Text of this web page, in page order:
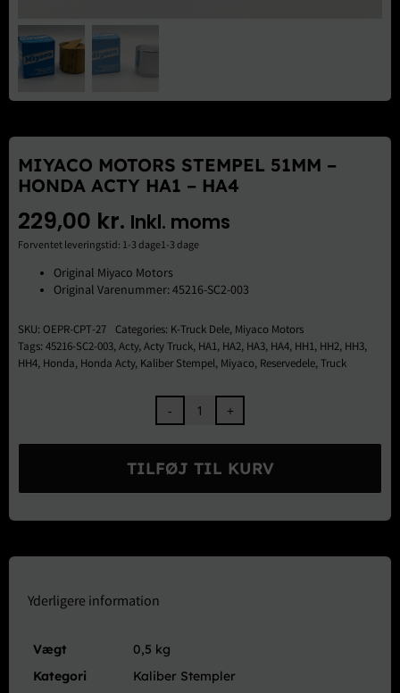
Kontakt Os
MIYACO MOTORS STEMPEL 51MM –
HONDA ACTY HA1 – HA4
229,00 kr. Inkl. moms
Forventet leveringstid: 1-3 dage1-3 dage
Original Miyaco Motors
Original Varenummer: 45216-SC2-003
SKU: OEPR-CPT-27 Categories: K-Truck Dele, Miyaco Motors
Tags: 45216-SC2-003,Acty,Acty Truck, HA1, HA2, HA3, HA4, HH1, HH2, HH3,
HH4, Honda, Honda Acty, Kaliber Stempel, Miyaco, Reservedele,Truck
Miyaco
Stempel
51MM
-
Honda
HA1
TILFØJ TIL KURV
Yderligere information
Vægt
0,5 kg
Kategori
Kaliber Stempler